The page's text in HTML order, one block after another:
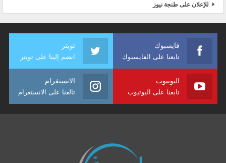
للإعلان على طنجة نيوز
فايسبوك
تابعنا على الفايسبوك
تويتر
انضم إلينا على تويتر
اليوتيوب
تابعنا على اليوتيوب
الانستغرام
تالعنا على الانستغرام